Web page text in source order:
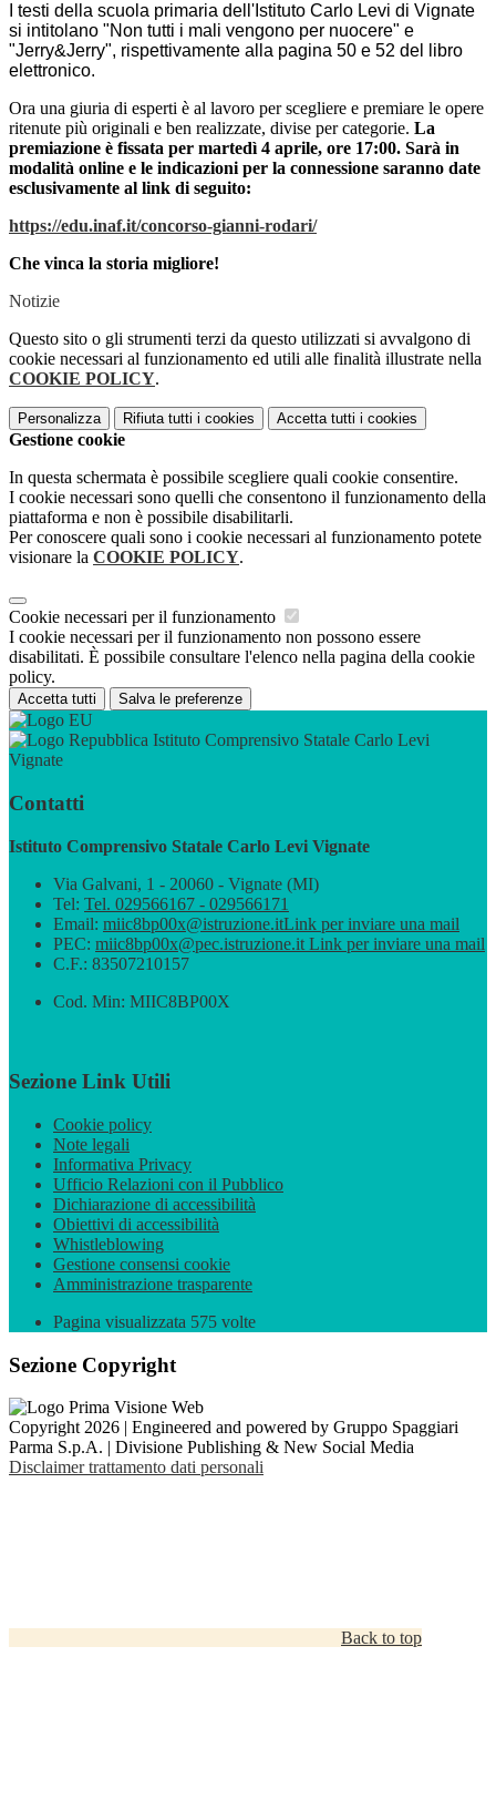
I testi della scuola primaria dell'Istituto Carlo Levi di Vignate
si intitolano "Non tutti i mali vengono per nuocere" e
"Jerry&Jerry", rispettivamente alla pagina 50 e 52 del libro
elettronico.
Ora una giuria di esperti è al lavoro per scegliere e premiare le opere
ritenute più originali e ben realizzate, divise per categorie. La
premiazione è fissata per martedì 4 aprile, ore 17:00. Sarà in
modalità online e le indicazioni per la connessione saranno date
esclusivamente al link di seguito:
https://edu.inaf.it/concorso-gianni-rodari/
Che vinca la storia migliore!
Notizie
Questo sito o gli strumenti terzi da questo utilizzati si avvalgono di
cookie necessari al funzionamento ed utili alle finalità illustrate nella
COOKIE POLICY.
Personalizza Rifiuta tutti i cookies Accetta tutti i cookies
Gestione cookie
In questa schermata è possibile scegliere quali cookie consentire.
I cookie necessari sono quelli che consentono il funzionamento della
piattaforma e non è possibile disabilitarli.
Per conoscere quali sono i cookie necessari al funzionamento potete
visionare la COOKIE POLICY.
Cookie necessari per il funzionamento
I cookie necessari per il funzionamento non possono essere
disabilitati. È possibile consultare l'elenco nella pagina della cookie
policy.
Accetta tutti Salva le preferenze
Istituto Comprensivo Statale Carlo Levi
Vignate
Contatti
Istituto Comprensivo Statale Carlo Levi Vignate
Via Galvani, 1 - 20060 - Vignate (MI)
Tel: Tel. 029566167 - 029566171
Email: miic8bp00x@istruzione.itLink per inviare una mail
PEC: miic8bp00x@pec.istruzione.it Link per inviare una mail
C.F.: 83507210157
Cod. Min: MIIC8BP00X
Sezione Link Utili
Cookie policy
Note legali
Informativa Privacy
Ufficio Relazioni con il Pubblico
Dichiarazione di accessibilità
Obiettivi di accessibilità
Whistleblowing
Gestione consensi cookie
Amministrazione trasparente
Pagina visualizzata 575 volte
Sezione Copyright
Copyright 2026 | Engineered and powered by Gruppo Spaggiari
Parma S.p.A. | Divisione Publishing & New Social Media
Disclaimer trattamento dati personali
Back to top